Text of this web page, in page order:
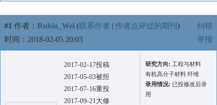
#1 作者： Rubin_Wei (联系作者 | 作者点评过的期刊 )
时间：2018-02-05 20:03
纠错
举报
2017-02-17投稿
2017-05-03被拒
2017-07-16重投
2017-09-21大修
研究方向: 工程与材料
有机高分子材料 纤维
录用情况: 已投修改后录
用